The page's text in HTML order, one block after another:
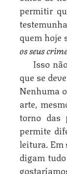
permitir
quem hoje
os seus
Isso
que se
Nenhuma
arte,
torno das
permite
leitura. Em
digam